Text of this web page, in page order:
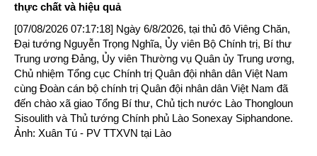
thực chất và hiệu quả
[07/08/2026 07:17:18] Ngày 6/8/2026, tại thủ đô Viêng Chăn,
Đại tướng Nguyễn Trọng Nghĩa, Ủy viên Bộ Chính trị, Bí thư
Trung ương Đảng, Ủy viên Thường vụ Quân ủy Trung ương,
Chủ nhiệm Tổng cục Chính trị Quân đội nhân dân Việt Nam
cùng Đoàn cán bộ chính trị Quân đội nhân dân Việt Nam đã
đến chào xã giao Tổng Bí thư, Chủ tịch nước Lào Thongloun
Sisoulith và Thủ tướng Chính phủ Lào Sonexay Siphandone.
Ảnh: Xuân Tú - PV TTXVN tại Lào